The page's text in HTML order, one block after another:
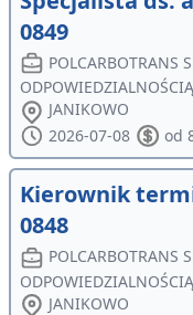
0849
POLCARBOTRANS
ODPOWIEDZIALNOŚCIĄ
JANIKOWO
2026-07-08
od
Kierownik
0848
POLCARBOTRANS
ODPOWIEDZIALNOŚCIĄ
JANIKOWO